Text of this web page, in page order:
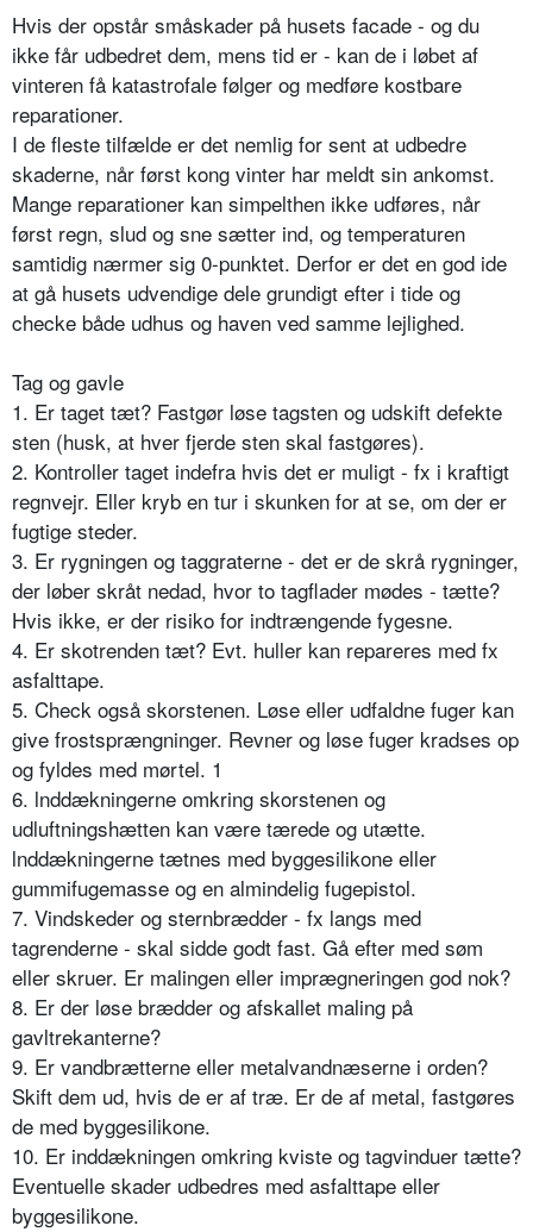
Hvis der opstår småskader på husets facade - og du
ikke får udbedret dem, mens tid er - kan de i løbet af
vinteren få katastrofale følger og medføre kostbare
reparationer.
I de fleste tilfælde er det nemlig for sent at udbedre
skaderne, når først kong vinter har meldt sin ankomst.
Mange reparationer kan simpelthen ikke udføres, når
først regn, slud og sne sætter ind, og temperaturen
samtidig nærmer sig 0-punktet. Derfor er det en god ide
at gå husets udvendige dele grundigt efter i tide og
checke både udhus og haven ved samme lejlighed.
Tag og gavle
1. Er taget tæt? Fastgør løse tagsten og udskift defekte
sten (husk, at hver fjerde sten skal fastgøres).
2. Kontroller taget indefra hvis det er muligt - fx i kraftigt
regnvejr. Eller kryb en tur i skunken for at se, om der er
fugtige steder.
3. Er rygningen og taggraterne - det er de skrå rygninger,
der løber skråt nedad, hvor to tagflader mødes - tætte?
Hvis ikke, er der risiko for indtrængende fygesne.
4. Er skotrenden tæt? Evt. huller kan repareres med fx
asfalttape.
5. Check også skorstenen. Løse eller udfaldne fuger kan
give frostsprængninger. Revner og løse fuger kradses op
og fyldes med mørtel. 1
6. lnddækningerne omkring skorstenen og
udluftningshætten kan være tærede og utætte.
lnddækningerne tætnes med byggesilikone eller
gummifugemasse og en almindelig fugepistol.
7. Vindskeder og sternbrædder - fx langs med
tagrenderne - skal sidde godt fast. Gå efter med søm
eller skruer. Er malingen eller imprægneringen god nok?
8. Er der løse brædder og afskallet maling på
gavltrekanterne?
9. Er vandbrætterne eller metalvandnæserne i orden?
Skift dem ud, hvis de er af træ. Er de af metal, fastgøres
de med byggesilikone.
10. Er inddækningen omkring kviste og tagvinduer tætte?
Eventuelle skader udbedres med asfalttape eller
byggesilikone.